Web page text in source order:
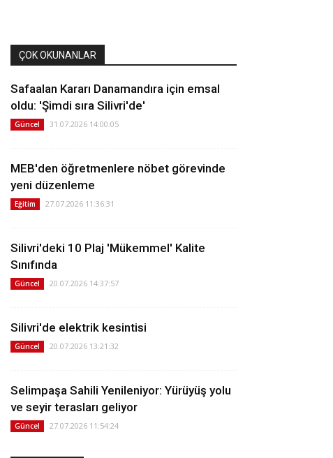
ÇOK OKUNANLAR
Safaalan Kararı Danamandıra için emsal
oldu: 'Şimdi sıra Silivri'de'
Güncel 31.07.2026 14:00:05
MEB'den öğretmenlere nöbet görevinde
yeni düzenleme
Eğitim 27.07.2026 11:36:31
Silivri'deki 10 Plaj 'Mükemmel' Kalite
Sınıfında
Güncel 20.07.2026 14:37:57
Silivri'de elektrik kesintisi
Güncel 20.07.2026 13:21:32
Selimpaşa Sahili Yenileniyor: Yürüyüş yolu
ve seyir terasları geliyor
Güncel 27.07.2026 11:54:24